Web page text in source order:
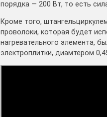
порядка — 200 Вт, то есть
Кроме того,
проволоки, которая будет
нагревательного элемента,
электроплитки, диамтером